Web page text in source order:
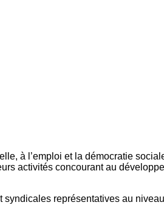
à l’emploi et la démocratie
activités concourant au
syndicales représentatives au